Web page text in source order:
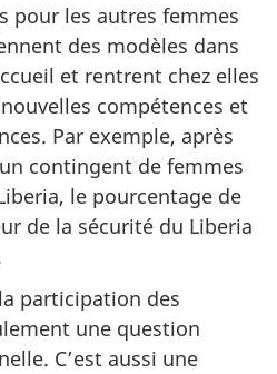
pour les autres femmes
des modèles dans
et rentrent chez elles
compétences et
Par exemple, après
contingent de femmes
le pourcentage de
de la sécurité du Liberia
participation des
une question
C’est aussi une